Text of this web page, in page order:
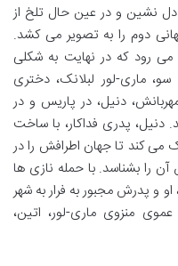
دل نشین و در عین حال تلخ از
دوم را به تصویر می کشد.
رود که در نهایت به شکلی
ماری-لور لبلانک، دختری
دنیل، در پاریس و در
دنیل، پدری فداکار، با ساخت
می کند تا جهان اطرافش را در
را بشناسد. با حمله نازی ها
و پدرش مجبور به فرار به شهر
منزوی ماری-لور، اتین،